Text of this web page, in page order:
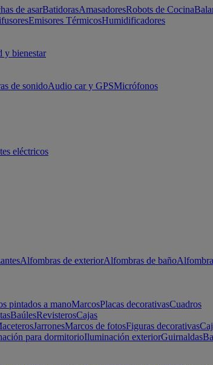
de asarBatidorasAmasadoresRobots de Cocina
Emisores TérmicosHumidificadores
y bienestar
de sonidoAudio car y GPSMicrófonos
eléctricos
Alfombras de exteriorAlfombras de baño
pintados a manoMarcosPlacas decorativasCuadros
BaúlesRevisterosCajas
JarronesMarcos de fotosFiguras decorativas
para dormitorioIluminación exteriorGuirnaldas